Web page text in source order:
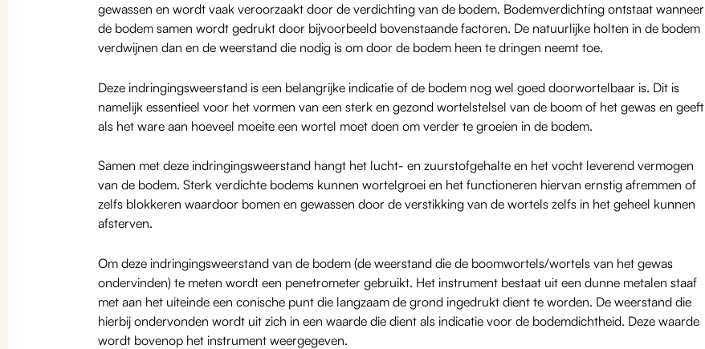
gewassen en wordt vaak veroorzaakt door de verdichting van de bodem. Bodemverdichting ontstaat wanneer
de bodem samen wordt gedrukt door bijvoorbeeld bovenstaande factoren. De natuurlijke holten in de bodem
verdwijnen dan en de weerstand die nodig is om door de bodem heen te dringen neemt toe.
Deze indringingsweerstand is een belangrijke indicatie of de bodem nog wel goed doorwortelbaar is. Dit is
namelijk essentieel voor het vormen van een sterk en gezond wortelstelsel van de boom of het gewas en geeft
als het ware aan hoeveel moeite een wortel moet doen om verder te groeien in de bodem.
Samen met deze indringingsweerstand hangt het lucht- en zuurstofgehalte en het vocht leverend vermogen
van de bodem. Sterk verdichte bodems kunnen wortelgroei en het functioneren hiervan ernstig afremmen of
zelfs blokkeren waardoor bomen en gewassen door de verstikking van de wortels zelfs in het geheel kunnen
afsterven.
Om deze indringingsweerstand van de bodem (de weerstand die de boomwortels/wortels van het gewas
ondervinden) te meten wordt een penetrometer gebruikt. Het instrument bestaat uit een dunne metalen staaf
met aan het uiteinde een conische punt die langzaam de grond ingedrukt dient te worden. De weerstand die
hierbij ondervonden wordt uit zich in een waarde die dient als indicatie voor de bodemdichtheid. Deze waarde
wordt bovenop het instrument weergegeven.